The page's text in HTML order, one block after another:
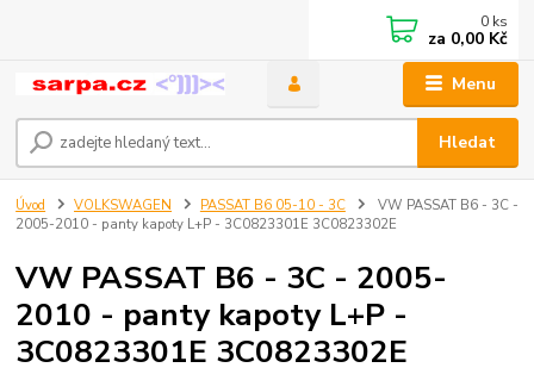
Menu
Hledat
0 ks
za 0,00 Kč
Úvod VOLKSWAGEN PASSAT B6 05-10 - 3C
VW PASSAT B6 - 3C -
2005-2010 - panty kapoty L+P - 3C0823301E 3C0823302E
VW PASSAT B6 - 3C - 2005-
2010 - panty kapoty L+P -
3C0823301E 3C0823302E